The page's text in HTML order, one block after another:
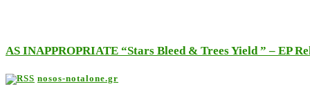
AS INAPPROPRIATE “Stars Bleed & Trees Yield ” – EP
nosos-notalone.gr